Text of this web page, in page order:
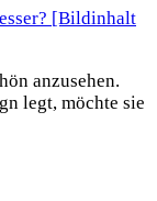
anzusehen.
legt, möchte sie